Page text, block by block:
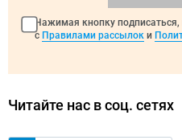
Нажимая кнопку
с Правилами рассылок и
Читайте нас в соц. сетях